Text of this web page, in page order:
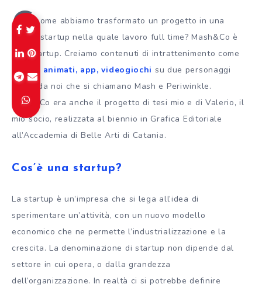
C ome abbiamo trasformato un progetto in una
startup nella quale lavoro full time? Mash&Co è
una startup. Creiamo contenuti di intrattenimento come
cartoni animati, app, videogiochi su due personaggi
creati da noi che si chiamano Mash e Periwinkle.
Mash&Co era anche il progetto di tesi mio e di Valerio, il
mio socio, realizzata al biennio in Grafica Editoriale
all’Accademia di Belle Arti di Catania.
Cos’è una startup?
La startup è un’impresa che si lega all’idea di
sperimentare un’attività, con un nuovo modello
economico che ne permette l’industrializzazione e la
crescita. La denominazione di startup non dipende dal
settore in cui opera, o dalla grandezza
dell’organizzazione. In realtà ci si potrebbe definire